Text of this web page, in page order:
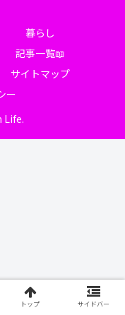
暮らし
記事一覧📖
サイトマップ
ー
Life.
トップ サイドバー